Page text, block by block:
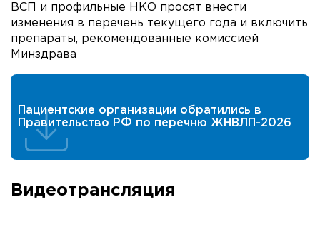
ВСП и профильные НКО просят внести
изменения в перечень текущего года и включить
препараты, рекомендованные комиссией
Минздрава
Пациентские организации обратились в
Правительство РФ по перечню ЖНВЛП-2026
Видеотрансляция